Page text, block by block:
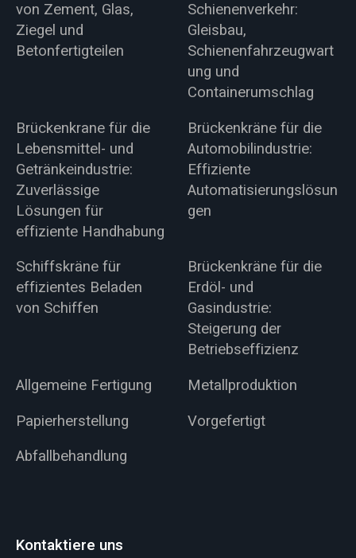
von Zement, Glas,
Ziegel und
Betonfertigteilen
Schienenverkehr:
Gleisbau,
Schienenfahrzeugwart
ung und
Containerumschlag
Brückenkrane für die
Lebensmittel- und
Getränkeindustrie:
Zuverlässige
Lösungen für
effiziente Handhabung
Brückenkräne für die
Automobilindustrie:
Effiziente
Automatisierungslösun
gen
Schiffskräne für
effizientes Beladen
von Schiffen
Brückenkräne für die
Erdöl- und
Gasindustrie:
Steigerung der
Betriebseffizienz
Allgemeine Fertigung
Metallproduktion
Papierherstellung
Vorgefertigt
Abfallbehandlung
Kontaktiere uns